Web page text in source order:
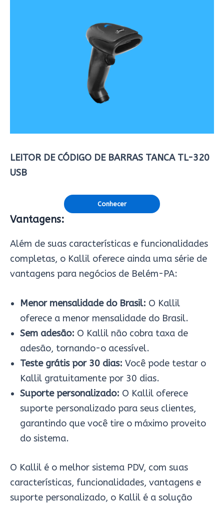
LEITOR DE CÓDIGO DE BARRAS TANCA TL-320
USB
Conhecer
Vantagens:
Além de suas características e funcionalidades
completas, o Kallil oferece ainda uma série de
vantagens para negócios de Belém-PA:
Menor mensalidade do Brasil: O Kallil
oferece a menor mensalidade do Brasil.
Sem adesão: O Kallil não cobra taxa de
adesão, tornando-o acessível.
Teste grátis por 30 dias: Você pode testar o
Kallil gratuitamente por 30 dias.
Suporte personalizado: O Kallil oferece
suporte personalizado para seus clientes,
garantindo que você tire o máximo proveito
do sistema.
O Kallil é o melhor sistema PDV, com suas
características, funcionalidades, vantagens e
suporte personalizado, o Kallil é a solução